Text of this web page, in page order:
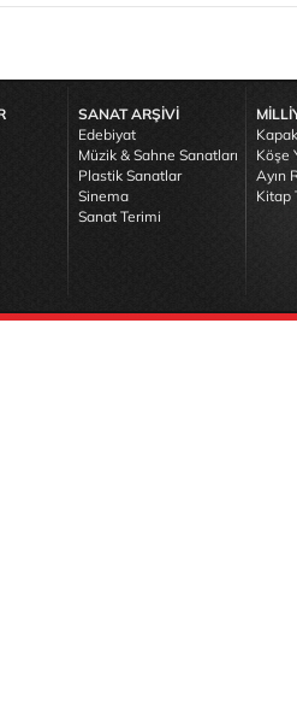
SANAT ARŞİVİ
Edebiyat
Müzik & Sahne Sanatları
Plastik Sanatlar
Sinema
Sanat Terimi
Köşe
Ayın
Kitap